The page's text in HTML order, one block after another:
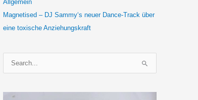
Allgemein
Magnetised – DJ Sammy‘s neuer Dance-Track über
eine toxische Anziehungskraft
u